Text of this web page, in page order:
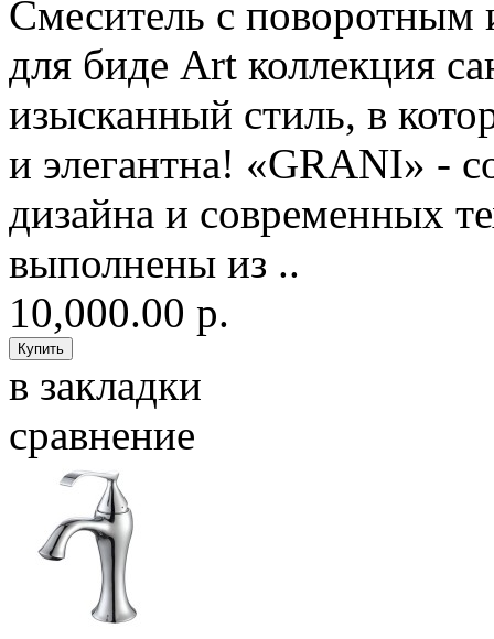
Смеситель с поворотным
для биде Art коллекция
изысканный стиль, в
и элегантна! «GRANI» -
дизайна и современных
выполнены из ..
10,000.00 р.
в закладки
сравнение